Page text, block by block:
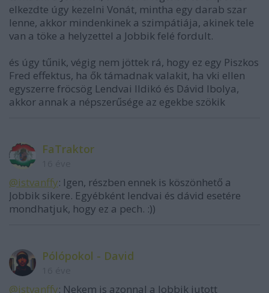
elkezdte úgy kezelni Vonát, mintha egy darab szar
lenne, akkor mindenkinek a szimpátiája, akinek tele
van a töke a helyzettel a Jobbik felé fordult.
és úgy tűnik, végig nem jöttek rá, hogy ez egy Piszkos
Fred effektus, ha ők támadnak valakit, ha vki ellen
egyszerre fröcsög Lendvai Ildikó és Dávid Ibolya,
akkor annak a népszerűsége az egekbe szökik
FaTraktor
@istvanffy: Igen, részben ennek is köszönhető a
Jobbik sikere. Egyébként lendvai és dávid esetére
mondhatjuk, hogy ez a pech. :))
Pólópokol - David
@istvanffy: Nekem is azonnal a Jobbik jutott